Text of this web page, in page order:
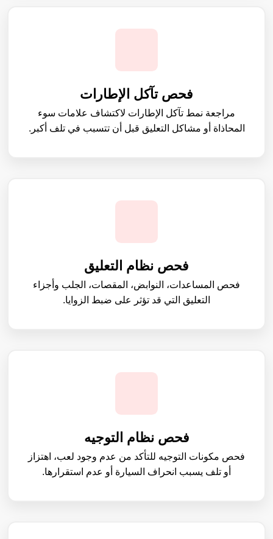
فحص تآكل الإطارات
مراجعة نمط تآكل الإطارات لاكتشاف علامات سوء
المحاذاة أو مشاكل التعليق قبل أن تتسبب في تلف أكبر.
فحص نظام التعليق
فحص المساعدات، النوابض، المقصات، الجلب وأجزاء
التعليق التي قد تؤثر على ضبط الزوايا.
فحص نظام التوجيه
فحص مكونات التوجيه للتأكد من عدم وجود لعب، اهتزاز
أو تلف يسبب انحراف السيارة أو عدم استقرارها.